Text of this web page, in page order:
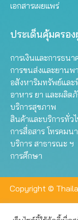
เอกสารเผยแพร่
ประเด็นคุ้มครอ
การเงินและการธนา
การขนส่งและยานพ
อสังหาริมทรัพย์และ
อาหาร ยา และผลิต
บริการสุขภาพ
สินค้าและบริการทั่ว
การสื่อสาร โทรคมน
บริการ สาธารณะ ฯ
การศึกษา
Copyright ©